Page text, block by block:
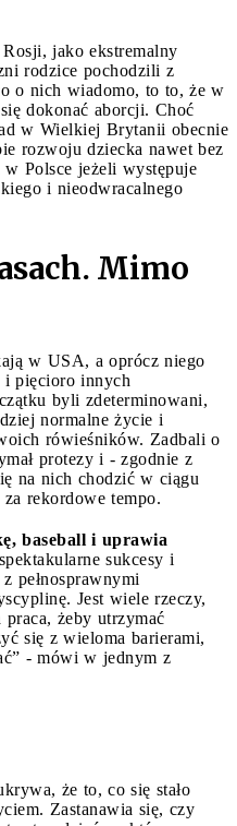
jako ekstremalny
rodzice pochodzili z
o nich wiadomo, to to, że w
dokonać aborcji. Choć
w Wielkiej Brytanii obecnie
rozwoju dziecka nawet bez
Polsce jeżeli występuje
i nieodwracalnego
Mimo
w USA, a oprócz niego
i pięcioro innych
byli zdeterminowani,
normalne życie i
rówieśników. Zadbali o
protezy i - zgodnie z
na nich chodzić w ciągu
rekordowe tempo.
baseball i uprawia
sukcesy i
pełnosprawnymi
Jest wiele rzeczy,
żeby utrzymać
się z wieloma barierami,
- mówi w jednym z
że to, co się stało
Zastanawia się, czy